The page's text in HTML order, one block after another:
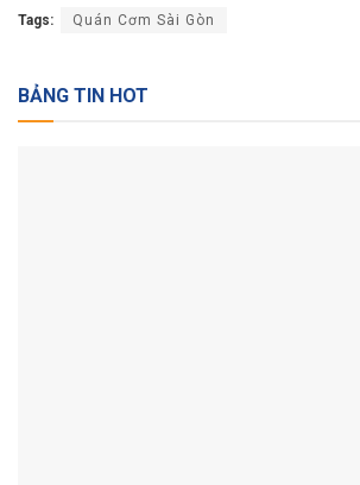
Tags: Quán Cơm Sài Gòn
BẢNG TIN HOT